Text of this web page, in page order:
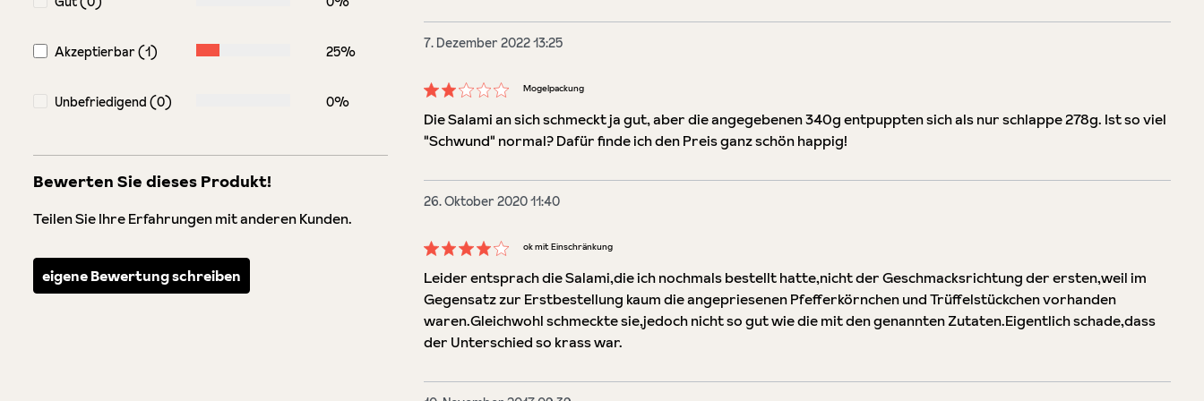
Akzeptierbar (1) 25%
Unbefriedigend (0) 0%
Bewerten Sie dieses Produkt!
Teilen Sie Ihre Erfahrungen mit anderen Kunden.
eigene Bewertung schreiben
7. Dezember 2022 13:25
Bewertung mit 2 von 5 Sternen
Mogelpackung
Die Salami an sich schmeckt ja gut, aber die angegebenen 340g entpuppten sich als nur schlappe 278g. Ist so viel
"Schwund" normal? Dafür finde ich den Preis ganz schön happig!
26. Oktober 2020 11:40
Bewertung mit 4 von 5 Sternen
ok mit Einschränkung
Leider entsprach die Salami,die ich nochmals bestellt hatte,nicht der Geschmacksrichtung der ersten,weil im
Gegensatz zur Erstbestellung kaum die angepriesenen Pfefferkörnchen und Trüffelstückchen vorhanden
waren.Gleichwohl schmeckte sie,jedoch nicht so gut wie die mit den genannten Zutaten.Eigentlich schade,dass
der Unterschied so krass war.